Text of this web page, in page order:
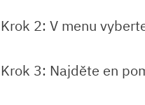
Krok 2: V menu
Krok 3: Najděte en